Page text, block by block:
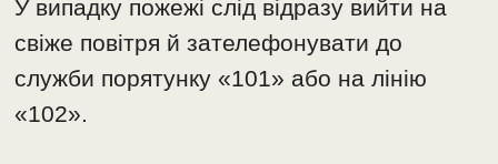
У випадку пожежі слід відразу вийти на
свіже повітря й зателефонувати до
служби порятунку «101» або на лінію
«102».